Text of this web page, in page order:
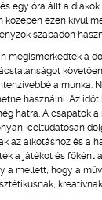
egy óra állt a
közepén ezen kívül
szabadon
megismerkedtek a
a munka.
használni. Az
hátra. A csapatok
céltudatosan
az alkotáshoz és a
a játékot és főként
a mellett, hogy a